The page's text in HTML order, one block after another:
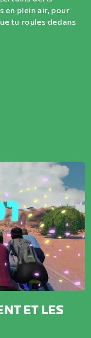
en plein air, pour
tu roules dedans
ET LES